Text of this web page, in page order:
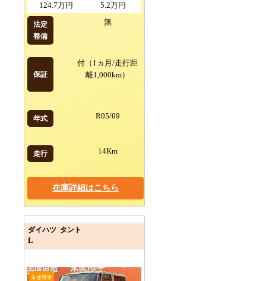
124.7万円
5.2万円
法定
整備
無
保証
付（1ヵ月/走行距
離1,000km）
年式 R05/09
走行 14Km
在庫詳細はこちら
ダイハツ タント
L
未使用車